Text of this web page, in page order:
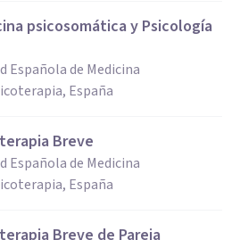
psicosomática y Psicología
Española de Medicina
España
Breve
Española de Medicina
España
Breve de Pareja